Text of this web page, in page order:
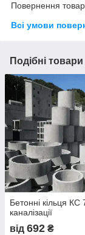
Повернення
Всі умови
Подібні товари
Бетонні кільця КС
каналізації
від 692 ₴